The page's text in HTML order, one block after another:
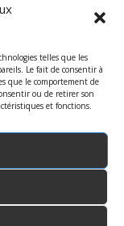
telles que les
Le fait de consentir à
que le comportement de
ou de retirer son
et fonctions.
setsleeve
étincelant
-Mentions